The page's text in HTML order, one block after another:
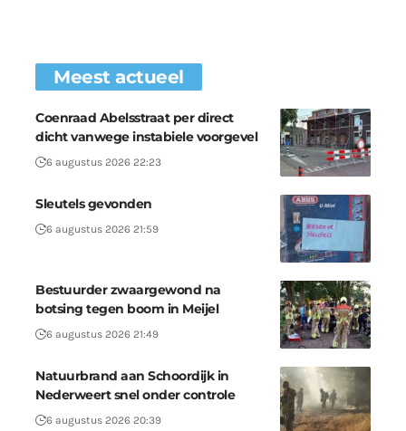
Meest actueel
Coenraad Abelsstraat per direct
dicht vanwege instabiele voorgevel
6 augustus 2026 22:23
Sleutels gevonden
6 augustus 2026 21:59
Bestuurder zwaargewond na
botsing tegen boom in Meijel
6 augustus 2026 21:49
Natuurbrand aan Schoordijk in
Nederweert snel onder controle
6 augustus 2026 20:39